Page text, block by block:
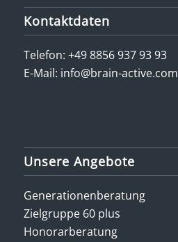
Kontaktdaten
Telefon: +49 8856 937 93 93
E-Mail: info@brain-active.com
Unsere Angebote
Generationenberatung
Zielgruppe 60 plus
Honorarberatung